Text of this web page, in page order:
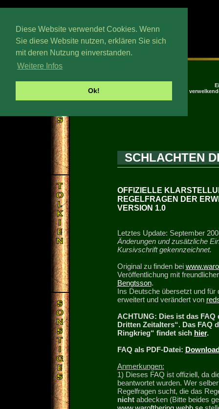
Diese Website verwendet Cookies. Wenn
Sie diese Website nutzen, erklären Sie sich
mit deren Nutzung einverstanden.
Weitere Infos
Ok!
Montag, 14. Wedmath 2026
eine nicht
SCHLACHTEN
OFFIZIELLE
REGELFRAGEN DER
VERSION 1.0
Letztes Update: September
Änderungen und zusätzliche
Kursivschrift gekennzeichnet.
Original zu finden bei
Veröffentlichung mit
Bengtsson.
Ins Deutsche übersetzt und für
erweitert und verändert von
ACHTUNG: Dies ist das
Dritten Zeitalters“. Das FAQ
Ringkrieg“ findet sich hier.
FAQ als PDF-Datei:
Anmerkungen:
1) Dieses FAQ ist offiziell, da
beantwortet wurden. Wer
Regelfragen sucht, die das
nichtabdecken (Bitte beides